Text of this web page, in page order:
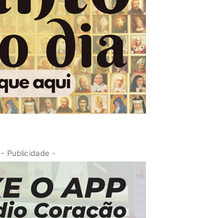
- Publicidade -